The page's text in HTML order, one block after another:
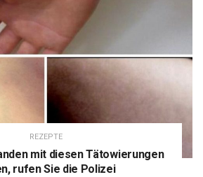
REZEPTE
mit diesen Tätowierungen
rufen Sie die Polizei